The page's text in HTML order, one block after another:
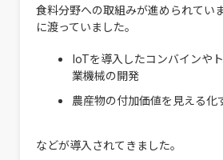
食料分野への取組みが進められてい
に渡っていました。
IoTを導入したコンバインや
業機械の開発
農産物の付加価値を見える化
などが導入されてきました。